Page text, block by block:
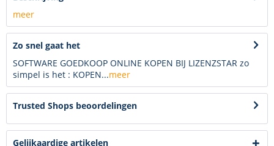
meer
Zo snel gaat het
SOFTWARE GOEDKOOP ONLINE KOPEN BIJ LIZENZSTAR zo
simpel is het : KOPEN...meer
Trusted Shops beoordelingen
Gelijkaardige artikelen